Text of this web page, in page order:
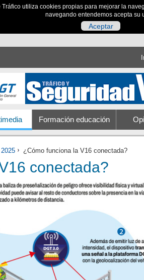
utiliza cookies propias para mejorar la
navegando entendemos acepta su
Aceptar
Formación educación
2025 ¿Cómo funciona la V16 conectada?
conectada?